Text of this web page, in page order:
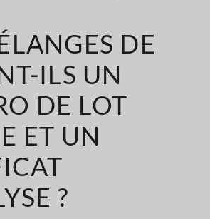
DE
ILS UN
DE LOT
ET UN
?